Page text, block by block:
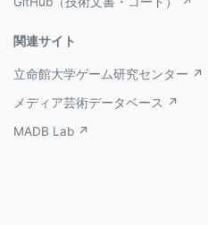
関連サイト
立命館大学ゲーム研究センター ↗
メディア芸術データベース ↗
MADB Lab ↗